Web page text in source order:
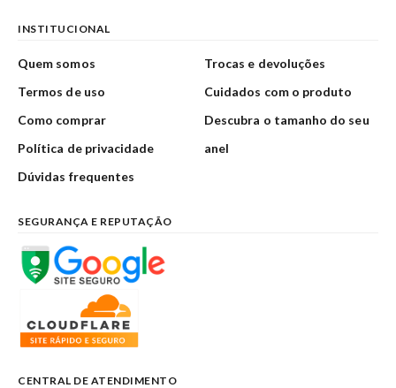
INSTITUCIONAL
Quem somos
Termos de uso
Como comprar
Política de privacidade
Dúvidas frequentes
Trocas e devoluções
Cuidados com o produto
Descubra o tamanho do seu
anel
SEGURANÇA E REPUTAÇÃO
CENTRAL DE ATENDIMENTO